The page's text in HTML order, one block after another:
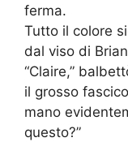
ferma.
Tutto il colore
dal viso di
“Claire,”
il grosso
mano
questo?”